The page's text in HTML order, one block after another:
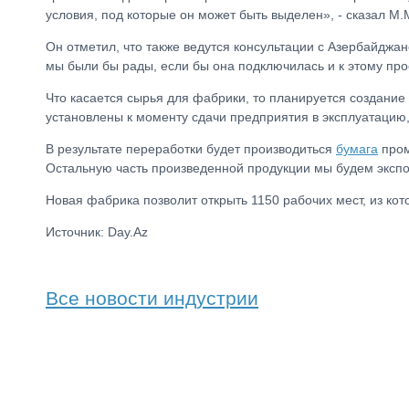
условия, под которые он может быть выделен», - сказал
Он отметил, что также ведутся консультации с
мы были бы рады, если бы она подключилась и к этому
Что касается сырья для фабрики, то планируется
установлены к моменту сдачи предприятия в
В результате переработки будет производиться бумага
Остальную часть произведенной продукции мы будем
Новая фабрика позволит открыть 1150 рабочих мест, из
Источник: Day.Az
Все новости индустрии